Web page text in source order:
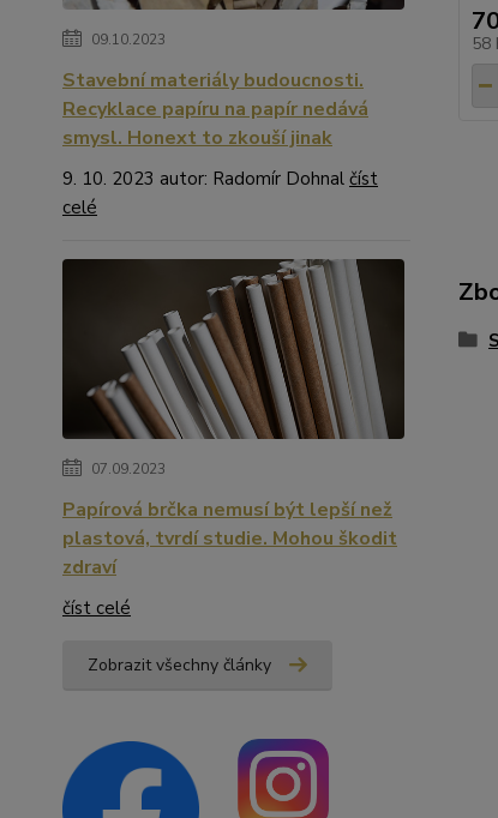
09.10.2023
Stavební materiály budoucnosti.
Recyklace papíru na papír nedává
smysl. Honext to zkouší jinak
9. 10. 2023 autor: Radomír Dohnal číst
celé
07.09.2023
Papírová brčka nemusí být lepší než
plastová, tvrdí studie. Mohou škodit
zdraví
číst celé
Zobrazit všechny články
58